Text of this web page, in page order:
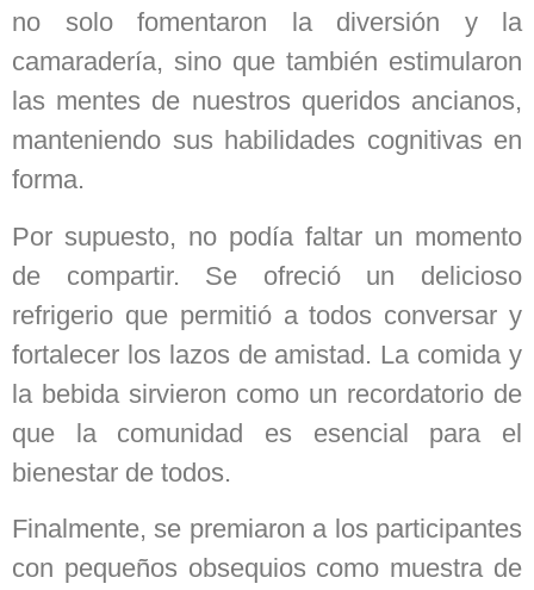
no solo fomentaron la diversión y la
camaradería, sino que también estimularon
las mentes de nuestros queridos ancianos,
manteniendo sus habilidades cognitivas en
forma.
Por supuesto, no podía faltar un momento
de compartir. Se ofreció un delicioso
refrigerio que permitió a todos conversar y
fortalecer los lazos de amistad. La comida y
la bebida sirvieron como un recordatorio de
que la comunidad es esencial para el
bienestar de todos.
Finalmente, se premiaron a los participantes
con pequeños obsequios como muestra de